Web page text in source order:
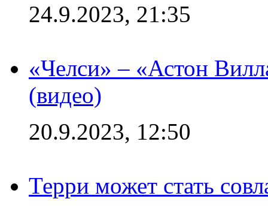
24.9.2023, 21:35
«Челси» – «Астон
(видео)
20.9.2023, 12:50
Терри может стать